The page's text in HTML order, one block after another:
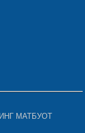
МАТБУОТ